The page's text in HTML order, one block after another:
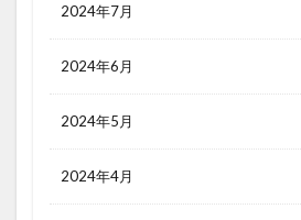
2024年7月
2024年6月
2024年5月
2024年4月